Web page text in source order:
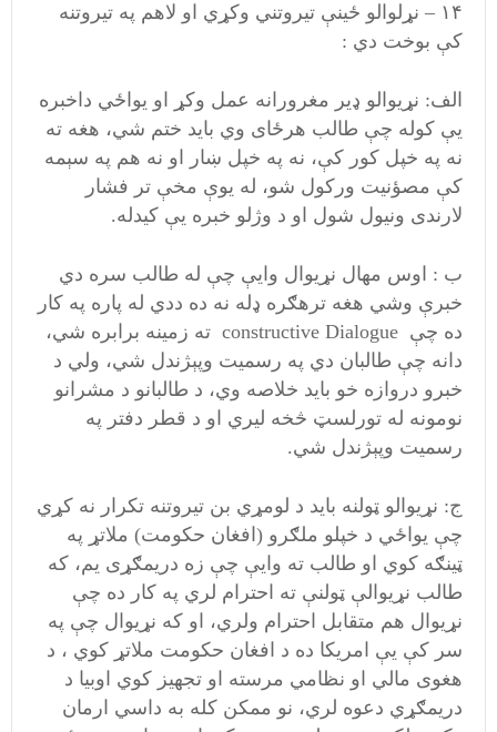
۱۴ – نړلوالو ځينې تیروتني وکړي او لاهم په تیروتنه
کې بوخت دي :
الف: نړیوالو ډیر مغرورانه عمل وکړ او یواځي داخبره
يې کوله چې طالب هرځای وي باید ختم شي، هغه ته
نه په خپل کور کې، نه په خپل ښار او نه هم په سېمه
کې مصؤنیت ورکول شو، له یوې مخې تر فشار
لارندی ونیول شول او د وژلو خبره يې کیدله.
ب : اوس مهال نړیوال وایې چې له طالب سره دي
خبرې وشي هغه ترهګره ډله نه ده ددي له پاره په کار
ده چې constructive Dialogue ته زمینه برابره شي،
دانه چې طالبان دي په رسمیت وپېژندل شي، ولي د
خبرو دروازه خو باید خلاصه وي، د طالبانو د مشرانو
نومونه له تورلسټ څخه لیري او د قطر دفتر په
رسمیت وپېژندل شي.
ج: نړیوالو ټولنه باید د لومړي بن تیروتنه تکرار نه کړي
چې یواځي د خپلو ملګرو (افغان حکومت) ملاتړ په
ټینګه کوي او طالب ته وایې چې زه دریمګړی یم، که
طالب نړیوالې ټولنې ته احترام لري په کار ده چې
نړیوال هم متقابل احترام ولري، او که نړیوال چې په
سر کې يې امریکا ده د افغان حکومت ملاتړ کوي ، د
هغوی مالي او نظامي مرسته او تجهیز کوي اوبیا د
دریمګړي دعوه لري، نو ممکن کله به داسي ارمان